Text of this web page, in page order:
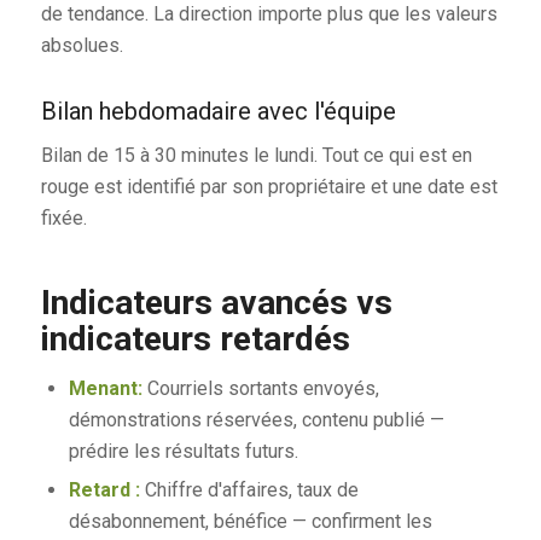
de tendance. La direction importe plus que les valeurs
absolues.
Bilan hebdomadaire avec l'équipe
Bilan de 15 à 30 minutes le lundi. Tout ce qui est en
rouge est identifié par son propriétaire et une date est
fixée.
Indicateurs avancés vs
indicateurs retardés
Menant:Courriels sortants envoyés,
démonstrations réservées, contenu publié —
prédire les résultats futurs.
Retard :Chiffre d'affaires, taux de
désabonnement, bénéfice — confirment les